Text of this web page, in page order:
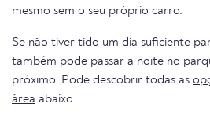
mesmo sem o seu próprio carro.
Se não tiver tido um dia suficiente
também pode passar a noite no
próximo. Pode descobrir todas as
área abaixo.